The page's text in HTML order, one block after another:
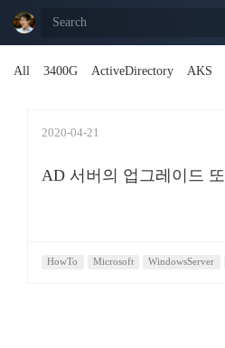
All
3400G ActiveDirectory AKS
2020-04-21
AD 서버의 업그레이드
HowTo Microsoft WindowsServer